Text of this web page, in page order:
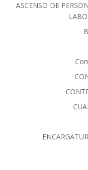
ASCENSO DE